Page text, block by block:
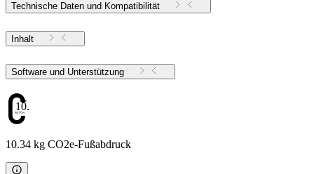
Technische Daten und Kompatibilität
Inhalt
Software und Unterstützung
10.34
10.34 kg CO2e-Fußabdruck